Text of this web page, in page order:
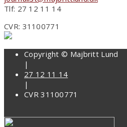
Tlf: 27 12 11 14
CVR: 31100771
Copyright © Majbritt Lund
|
27 12 11 14
|
CVR 31100771